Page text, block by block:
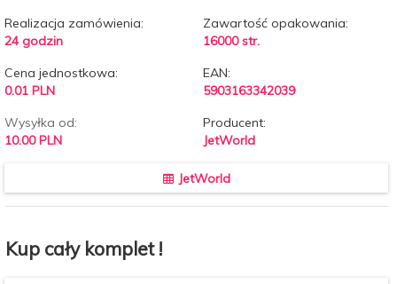
Realizacja zamówienia:
24 godzin
Zawartość opakowania:
16000 str.
Cena jednostkowa:
0.01 PLN
EAN:
5903163342039
Wysyłka od:
10.00 PLN
Producent:
JetWorld
JetWorld
Kup cały komplet !